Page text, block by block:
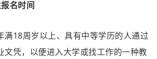
名时间
满18周岁以上、具有中等学历的人通过
文凭，以便进入大学或找工作的一种教